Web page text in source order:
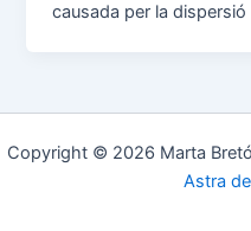
causada per la
Copyright © 2026 Marta
Astra